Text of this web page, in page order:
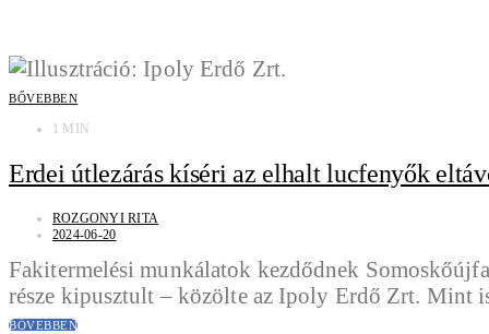
BŐVEBBEN
1 MIN
Erdei útlezárás kíséri az elhalt lucfenyők
ROZGONYI RITA
2024-06-20
Fakitermelési munkálatok kezdődnek
része kipusztult – közölte az Ipoly Erdő Zrt. Mint
BŐVEBBEN